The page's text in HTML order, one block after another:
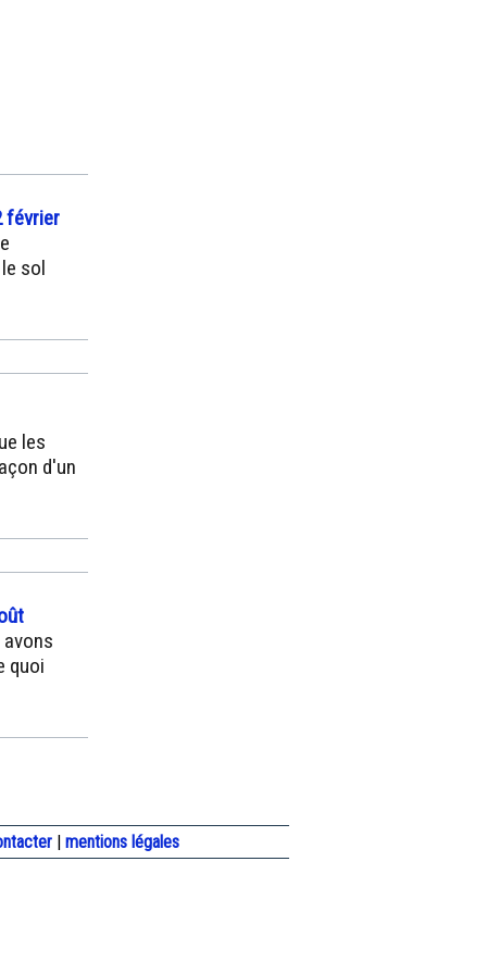
février
sol
les
d'un
quoi
| mentions légales